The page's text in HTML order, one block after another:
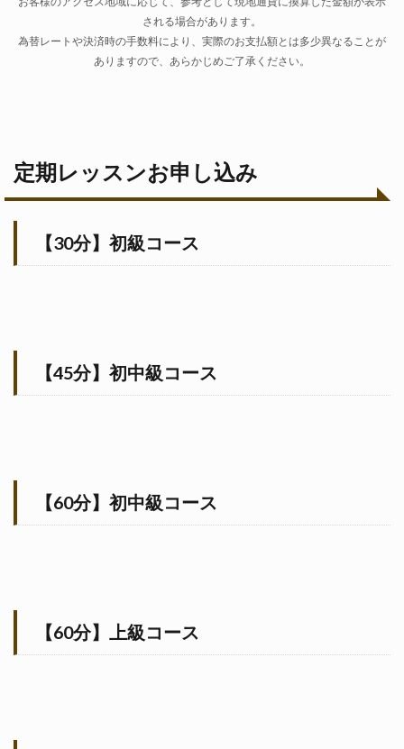
される場合があります。
為替レートや決済時の手数料により、実際のお支払額とは多少異なることが
ありますので、あらかじめご了承ください。
定期レッスンお申し込み
【30分】初級コース
【45分】初中級コース
【60分】初中級コース
【60分】上級コース